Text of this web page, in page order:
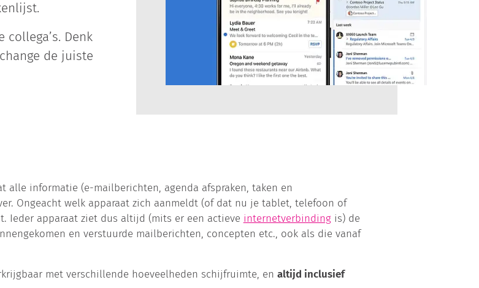
Denk
de juiste
informatie (e-mailberichten, agenda afspraken, taken en
Ongeacht welk apparaat zich aanmeldt (of dat nu je tablet, telefoon of
Ieder apparaat ziet dus altijd (mits er een actieve internetverbindingis) de
en verstuurde mailberichten, concepten etc., ook als die vanaf
met verschillende hoeveelheden schijfruimte, en altijd inclusief